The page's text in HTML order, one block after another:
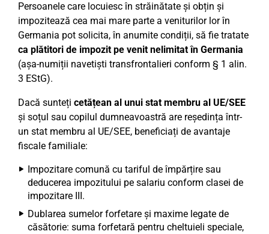
Persoanele care locuiesc în străinătate și obțin și
impozitează cea mai mare parte a veniturilor lor în
Germania pot solicita, în anumite condiții, să fie tratate
ca plătitori de impozit pe venit nelimitat în Germania
(așa-numiții navetiști transfrontalieri conform § 1 alin.
3 EStG).
Dacă sunteți cetățean al unui stat membru al UE/SEE
și soțul sau copilul dumneavoastră are reședința într-
un stat membru al UE/SEE, beneficiați de avantaje
fiscale familiale:
Impozitare comună cu tariful de împărțire sau
deducerea impozitului pe salariu conform clasei de
impozitare III.
Dublarea sumelor forfetare și maxime legate de
căsătorie: suma forfetară pentru cheltuieli speciale,